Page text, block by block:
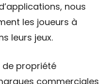
nous
les joueurs à
leurs jeux.
de propriété
commerciales